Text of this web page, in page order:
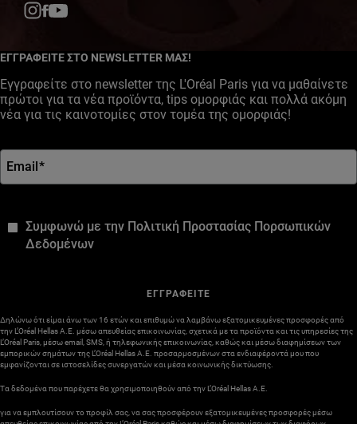
ΕΓΓΡΑΦΕΙΤΕ ΣΤΟ NEWSLETTER ΜΑΣ!
Εγγραφείτε στο newsletter της L'Oréal Paris για να μαθαίνετε
πρώτοι για τα νέα προϊόντα, tips ομορφιάς και πολλά ακόμη
νέα για τις καινοτομίες στον τομέα της ομορφιάς!
Email*
Συμφωνώ με την Πολιτική Προστασίας Πορσωπικών
Δεδομένων
ΕΓΓΡΑΦΕΙΤΕ
Δηλώνω ότι είμαι άνω των 16 ετών και επιθυμώ να λαμβάνω εξατομικευμένες προσφορές από
την L’Oréal Hellas A.E. μέσω απευθείας επικοινωνίας, σχετικά με τα προϊόντα και τις υπηρεσίες της
L’Oréal Paris, μέσω email, SMS, ή τηλεφωνικής επικοινωνίας, καθώς και μέσω διαφημίσεων των
εμπορικών σημάτων της L’Oréal Hellas A.E. προσαρμοσμένων στα ενδιαφέροντά μου που
εμφανίζονται σε ιστοσελίδες συνεργατών και μέσα κοινωνικής δικτύωσης.
Τα δεδομένα που παρέχετε θα χρησιμοποιηθούν από την L’Oréal Hellas A.E.
για να εμπλουτίσουν το προφίλ σας, να σας προσφέρουν εξατομικευμένες προσφορές μέσω